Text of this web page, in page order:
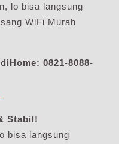
lo bisa langsung
WiFi Murah
0821-8088-
Stabil!
bisa langsung